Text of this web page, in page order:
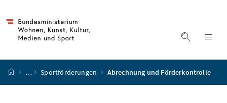
Suche
Startseite
… Sportförderungen Abrechnung und Förderkontrolle